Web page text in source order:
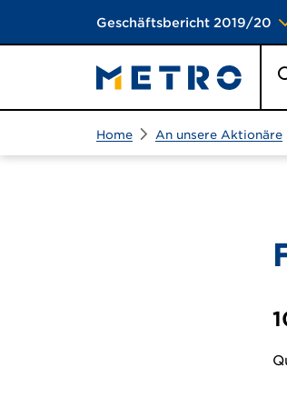
Geschäftsbericht 2019/20
Home An unsere Aktionäre